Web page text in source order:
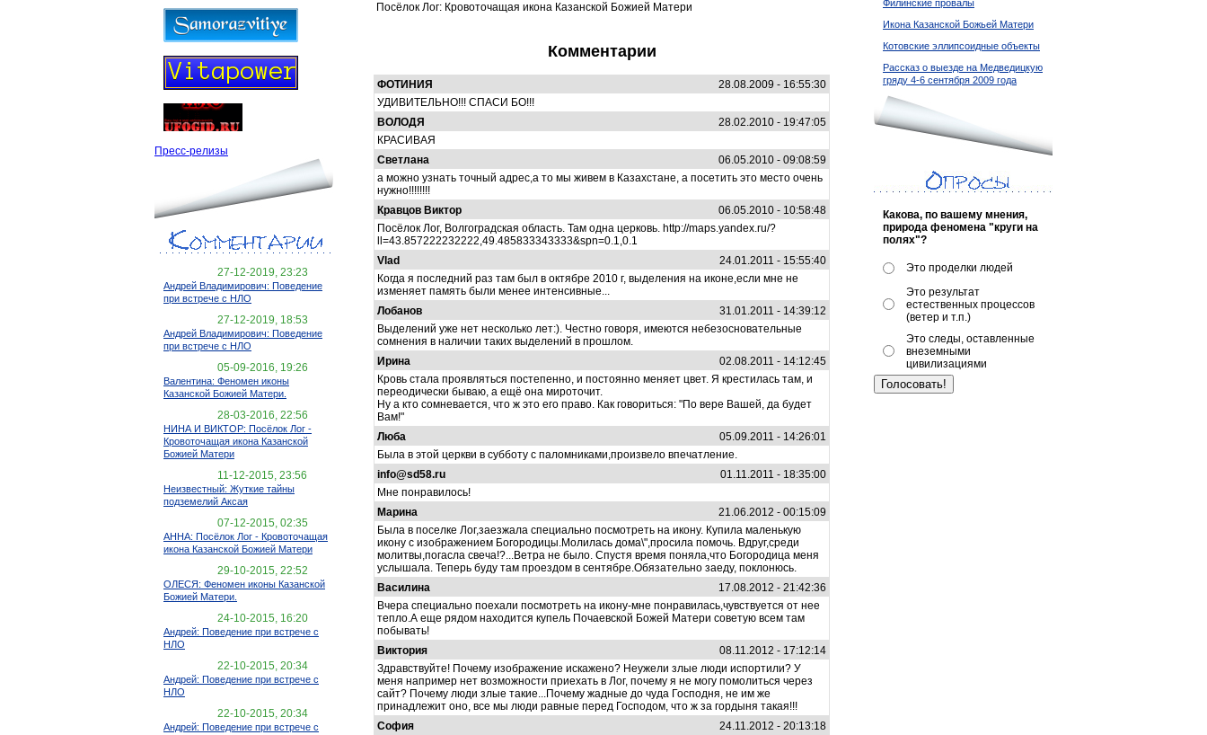
Пресс-релизы
27-12-2019, 23:23
Андрей Владимирович: Поведение
при встрече с НЛО
27-12-2019, 18:53
Андрей Владимирович: Поведение
при встрече с НЛО
05-09-2016, 19:26
Валентина: Феномен иконы
Казанской Божией Матери.
28-03-2016, 22:56
НИНА И ВИКТОР: Посёлок Лог -
Кровоточащая икона Казанской
Божией Матери
11-12-2015, 23:56
Неизвестный: Жуткие тайны
подземелий Аксая
07-12-2015, 02:35
АННА: Посёлок Лог - Кровоточащая
икона Казанской Божией Матери
29-10-2015, 22:52
ОЛЕСЯ: Феномен иконы Казанской
Божией Матери.
24-10-2015, 16:20
Андрей: Поведение при встрече с
НЛО
22-10-2015, 20:34
Андрей: Поведение при встрече с
НЛО
22-10-2015, 20:34
Андрей: Поведение при встрече с
Посёлок Лог: Кровоточащая икона Казанской Божией Матери
Комментарии
ФОТИНИЯ
28.08.2009 - 16:55:30
УДИВИТЕЛЬНО!!! СПАСИ БО!!!
ВОЛОДЯ
28.02.2010 - 19:47:05
КРАСИВАЯ
Светлана
06.05.2010 - 09:08:59
а можно узнать точный адрес,а то мы живем в Казахстане, а посетить это место очень
нужно!!!!!!!!
Кравцов Виктор
06.05.2010 - 10:58:48
Посёлок Лог, Волгоградская область. Там одна церковь. http://maps.yandex.ru/?
ll=43.857222232222,49.485833343333&spn=0.1,0.1
Vlad
24.01.2011 - 15:55:40
Когда я последний раз там был в октябре 2010 г, выделения на иконе,если мне не
изменяет память были менее интенсивные...
Лобанов
31.01.2011 - 14:39:12
Выделений уже нет несколько лет:). Честно говоря, имеются небезосновательные
сомнения в наличии таких выделений в прошлом.
Ирина
02.08.2011 - 14:12:45
Кровь стала проявляться постепенно, и постоянно меняет цвет. Я крестилась там, и
переодически бываю, а ещё она мироточит.
Ну а кто сомневается, что ж это его право. Как говориться: "По вере Вашей, да будет
Вам!"
Люба
05.09.2011 - 14:26:01
Была в этой церкви в субботу с паломниками,произвело впечатление.
info@sd58.ru
01.11.2011 - 18:35:00
Мне понравилось!
Марина
21.06.2012 - 00:15:09
Была в поселке Лог,заезжала специально посмотреть на икону. Купила маленькую
икону с изображением Богородицы.Молилась дома\",просила помочь. Вдруг,среди
молитвы,погасла свеча!?...Ветра не было. Спустя время поняла,что Богородица меня
услышала. Теперь буду там проездом в сентябре.Обязательно заеду, поклонюсь.
Василина
17.08.2012 - 21:42:36
Вчера специально поехали посмотреть на икону-мне понравилась,чувствуется от нее
тепло.А еще рядом находится купель Почаевской Божей Матери советую всем там
побывать!
Виктория
08.11.2012 - 17:12:14
Здравствуйте! Почему изображение искажено? Неужели злые люди испортили? У
меня например нет возможности приехать в Лог, почему я не могу помолиться через
сайт? Почему люди злые такие...Почему жадные до чуда Господня, не им же
принадлежит оно, все мы люди равные перед Господом, что ж за гордыня такая!!!
София
24.11.2012 - 20:13:18
Филинские провалы
Икона Казанской Божьей Матери
Котовские эллипсоидные объекты
Рассказ о выезде на Медведицкую
гряду 4-6 сентября 2009 года
Какова, по вашему мнения,
природа феномена "круги на
полях"?
Это проделки людей
Это результат
естественных процессов
(ветер и т.п.)
Это следы, оставленные
внеземными
цивилизациями